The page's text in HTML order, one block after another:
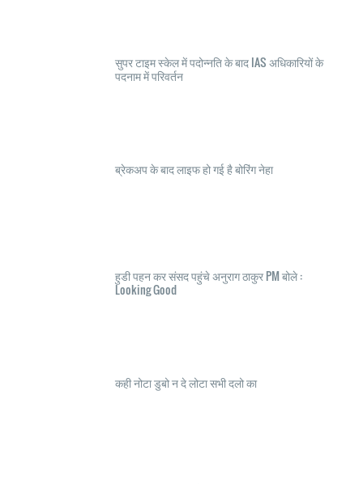
सुपर टाइम स्केल में पदोन्नति के बाद IAS अधिकारियों के
पदनाम में परिवर्तन
ब्रेकअप के बाद लाइफ हो गई है बोरिंग नेहा
हुडी पहन कर संसद पहुंचे अनुराग ठाकुर PM बोले :
Looking Good
कही नोटा डुबो न दे लोटा सभी दलो का